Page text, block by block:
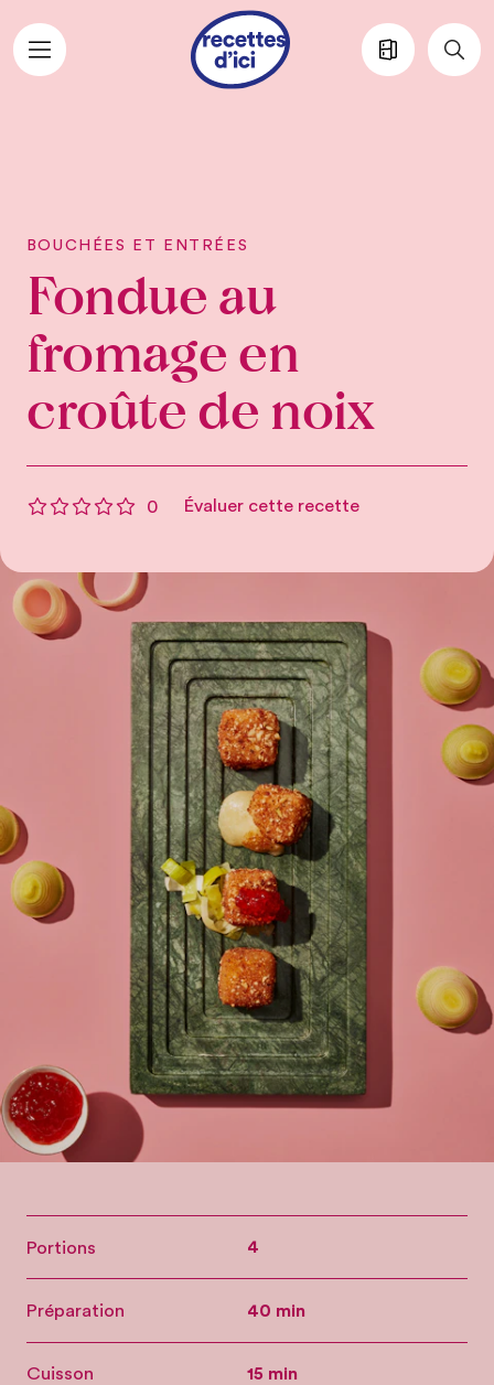
Aller au contenu principal
BOUCHÉES ET ENTRÉES
Fondue au
fromage en
croûte de noix
0 Évaluer cette recette
Portions 4
Préparation 40 min
Cuisson 15 min